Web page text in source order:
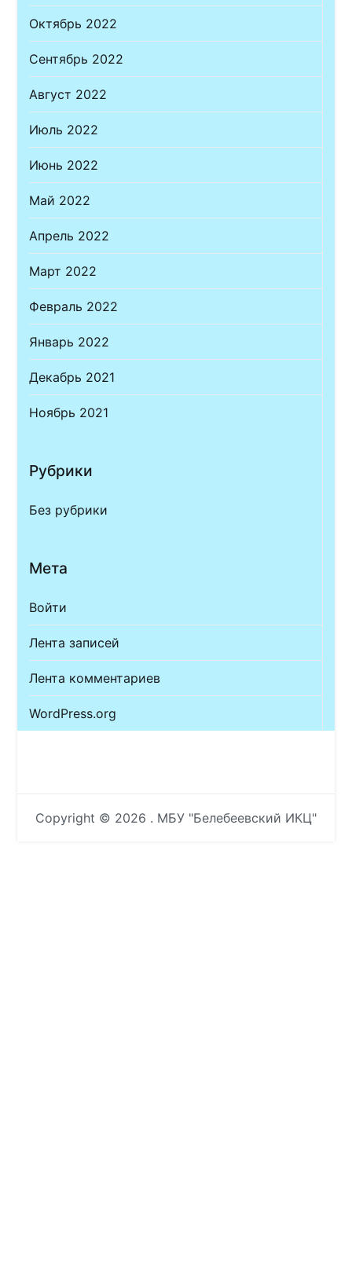
Октябрь 2022
Сентябрь 2022
Август 2022
Июль 2022
Июнь 2022
Май 2022
Апрель 2022
Март 2022
Февраль 2022
Январь 2022
Декабрь 2021
Ноябрь 2021
Рубрики
Без рубрики
Мета
Войти
Лента записей
Лента комментариев
WordPress.org
Copyright © 2026 . МБУ "Белебеевский ИКЦ"